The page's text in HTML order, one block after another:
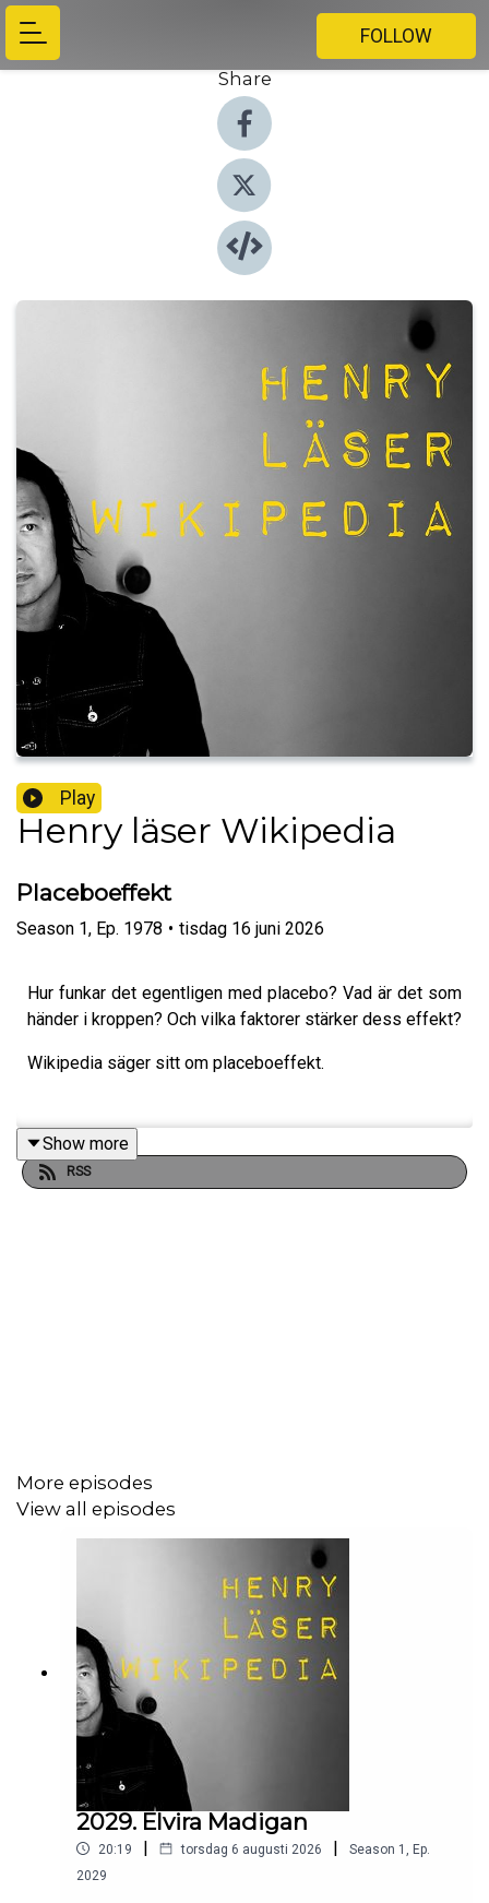
FOLLOW
Share
Play
Henry läser Wikipedia
Placeboeffekt
Season 1, Ep. 1978 • tisdag 16 juni 2026
Hur funkar det egentligen med placebo? Vad är det som
händer i kroppen? Och vilka faktorer stärker dess effekt?
Wikipedia säger sitt om placeboeffekt.
Show more
RSS
More episodes
View all episodes
2029. Elvira Madigan
20:19 | torsdag 6 augusti 2026 | Season 1
Ep.
2029